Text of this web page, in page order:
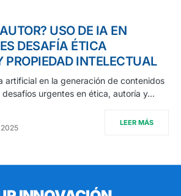
USO DE IA EN
DESAFÍA ÉTICA
INTELECTUAL
artificial en la generación de contenidos
urgentes en ética, autoría y…
LEER MÁS